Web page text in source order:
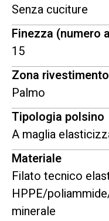
Senza cuciture
Finezza (numero
15
Zona rivestimento
Palmo
Tipologia polsino
A maglia
Materiale
Filato tecnico
HPPE/
minerale